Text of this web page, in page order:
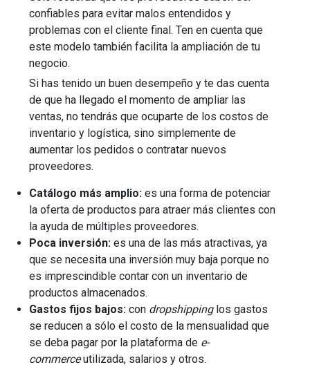
confiables para evitar malos entendidos y
problemas con el cliente final. Ten en cuenta que
este modelo también facilita la ampliación de tu
negocio.
Si has tenido un buen desempeño y te das cuenta
de que ha llegado el momento de ampliar las
ventas, no tendrás que ocuparte de los costos de
inventario y logística, sino simplemente de
aumentar los pedidos o contratar nuevos
proveedores.
Catálogo más amplio:es una forma de potenciar
la oferta de productos para atraer más clientes con
la ayuda de múltiples proveedores.
Poca inversión:es una de las más atractivas, ya
que se necesita una inversión muy baja porque no
es imprescindible contar con un inventario de
productos almacenados.
Gastos fijos bajos:con dropshippinglos gastos
se reducen a sólo el costo de la mensualidad que
se deba pagar por la plataforma de e-
commerceutilizada, salarios y otros.